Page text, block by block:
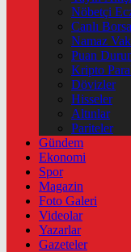
Nöbetçi
Canlı Borsa
Namaz
Puan
Kripto
Dövizler
Hisseler
Altınlar
Pariteler
Gündem
Ekonomi
Spor
Magazin
Foto Galeri
Videolar
Yazarlar
Gazeteler